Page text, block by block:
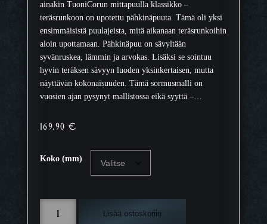
ainakin TuoniCorun mittapuulla klassikko –
teräsrunkoon on upotettu pähkinäpuuta. Tämä oli yksi
ensimmäisistä puulajeista, mitä aikanaan teräsrunkoihin
aloin upottamaan. Pähkinäpuu on sävyltään
syvänruskea, lämmin ja arvokas. Lisäksi se sointuu
hyvin teräksen sävyyn luoden yksinkertaisen, mutta
näyttävän kokonaisuuden. Tämä sormusmalli on
vuosien ajan pysynyt mallistossa eikä syyttä –…
169,90€
Koko (mm)
Lisää ostoskoriin